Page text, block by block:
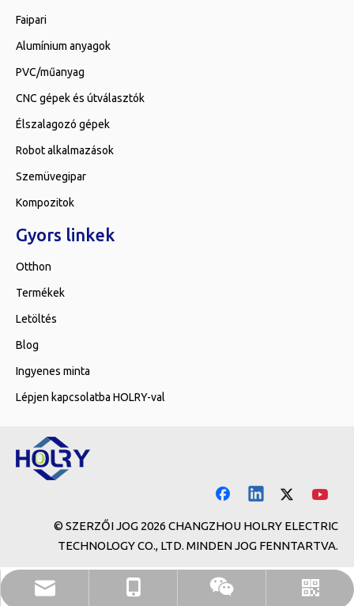
holry@holrymotor.com
+86- 13646117381
Faipari
Alumínium anyagok
PVC/műanyag
CNC gépek és útválasztók
Élszalagozó gépek
Robot alkalmazások
Szemüvegipar
Kompozitok
Gyors linkek
Otthon
Termékek
Letöltés
Blog
Ingyenes minta
Lépjen kapcsolatba HOLRY-val
© SZERZŐI JOG 2026 CHANGZHOU HOLRY ELECTRIC
TECHNOLOGY CO., LTD. MINDEN JOG FENNTARTVA.